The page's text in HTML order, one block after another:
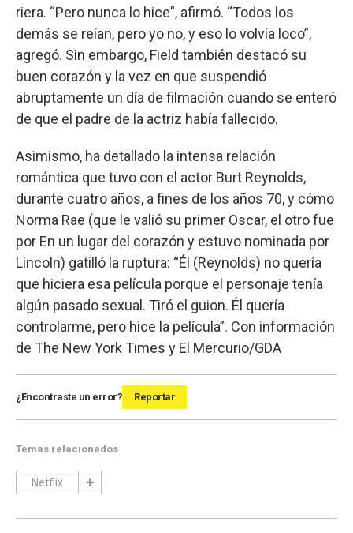
riera. “Pero nunca lo hice”, afirmó. “Todos los
demás se reían, pero yo no, y eso lo volvía loco”,
agregó. Sin embargo, Field también destacó su
buen corazón y la vez en que suspendió
abruptamente un día de filmación cuando se enteró
de que el padre de la actriz había fallecido.
Asimismo, ha detallado la intensa relación
romántica que tuvo con el actor Burt Reynolds,
durante cuatro años, a fines de los años 70, y cómo
Norma Rae (que le valió su primer Oscar, el otro fue
por En un lugar del corazón y estuvo nominada por
Lincoln) gatilló la ruptura: “Él (Reynolds) no quería
que hiciera esa película porque el personaje tenía
algún pasado sexual. Tiró el guion. Él quería
controlarme, pero hice la película”. Con información
de The New York Times y El Mercurio/GDA
¿Encontraste un error? Reportar
Temas relacionados
Netflix